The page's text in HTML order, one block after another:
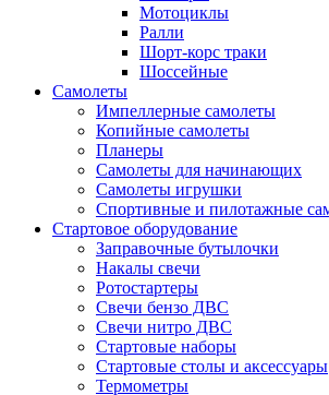
Мотоциклы
Ралли
Шорт-корс траки
Шоссейные
Самолеты
Импеллерные самолеты
Копийные самолеты
Планеры
Самолеты для начинающих
Самолеты игрушки
Спортивные и пилотажные
Стартовое оборудование
Заправочные бутылочки
Накалы свечи
Ротостартеры
Свечи бензо ДВС
Свечи нитро ДВС
Стартовые наборы
Стартовые столы и аксессуары
Термометры